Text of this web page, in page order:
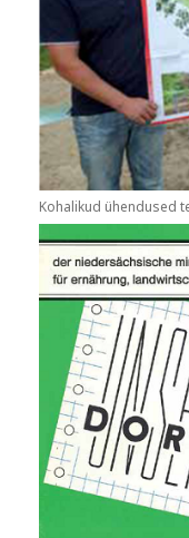
Kohalikud ühendused